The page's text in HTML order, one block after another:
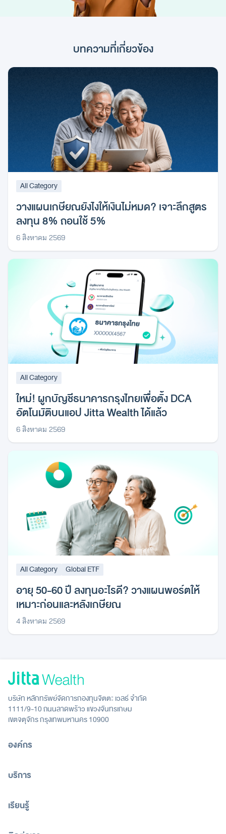
บทความที่เกี่ยวข้อง
All Category
วางแผนเกษียณยังไงให้เงินไม่หมด? เจาะลึกสูตร
ลงทุน 8% ถอนใช้ 5%
6 สิงหาคม 2569
All Category
ใหม่! ผูกบัญชีธนาคารกรุงไทยเพื่อตั้ง DCA
อัตโนมัติบนแอป Jitta Wealth ได้แล้ว
6 สิงหาคม 2569
All Category Global ETF
อายุ 50-60 ปี ลงทุนอะไรดี? วางแผนพอร์ตให้
เหมาะก่อนและหลังเกษียณ
4 สิงหาคม 2569
บริษัท หลักทรัพย์จัดการกองทุนจิตตะ เวลธ์ จำกัด
1111/9-10 ถนนลาดพร้าว แขวงจันทรเกษม
เขตจตุจักร กรุงเทพมหานคร 10900
องค์กร
บริการ
เรียนรู้